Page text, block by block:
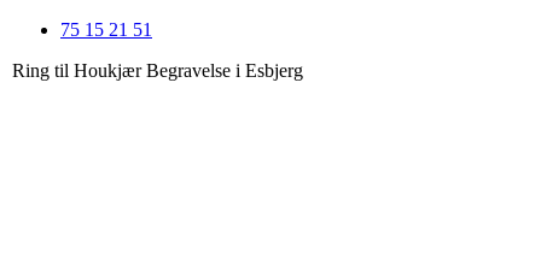
75 15 21 51
Ring til Houkjær Begravelse i Esbjerg